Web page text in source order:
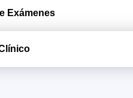
Exámenes